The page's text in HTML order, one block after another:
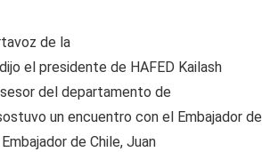
de la
el presidente de HAFED Kailash
del departamento de
un encuentro con el Embajador de
de Chile, Juan